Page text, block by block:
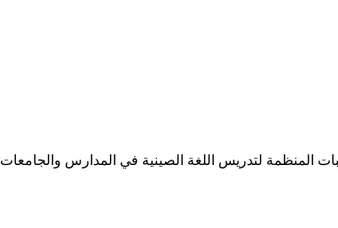
المنظمة لتدريس اللغة الصينية في المدارس والجامعات